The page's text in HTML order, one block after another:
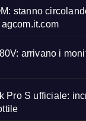
stanno
arrivano i
Pro S ufficiale: